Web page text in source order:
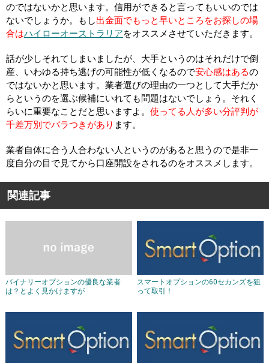
のではないかと思います。信用ができると言ってもいいのでは
ないでしょうか。もし出金面でもっと早いところをお探しの場
合はハイローオーストラリアをオススメさせていただきます。
話が少しそれてしまいましたが、大手というのはそれだけで倒
産、いわゆる持ち逃げの可能性が低くなるので安心感はあるの
ではないかと思います。業者選びの理由の一つとして大手だか
らというのを選ぶ候補にいれても問題はないでしょう。それく
らいに重要なことだと思いますよ。 使ってる人が多い分評判が
千差万別でバラつきがあり ます。
業者自体に合う人合わない人というのがあると思うので是非一
度自分の目で見てから口座開設をされるのをオススメします。
関連記事
バイナリーオプションの優良な業者
は？とよく見かけますが
スマートオプションの60セカンズを狙
って取引！